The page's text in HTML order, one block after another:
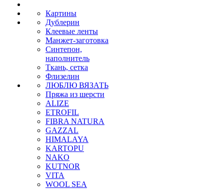
Картины
Дублерин
Клеевые ленты
Манжет-заготовка
Синтепон,
наполнитель
Ткань, сетка
Флизелин
ЛЮБЛЮ ВЯЗАТЬ
Пряжа из шерсти
ALIZE
ETROFIL
FIBRA NATURA
GAZZAL
HIMALAYA
KARTOPU
NAKO
KUTNOR
VITA
WOOL SEA